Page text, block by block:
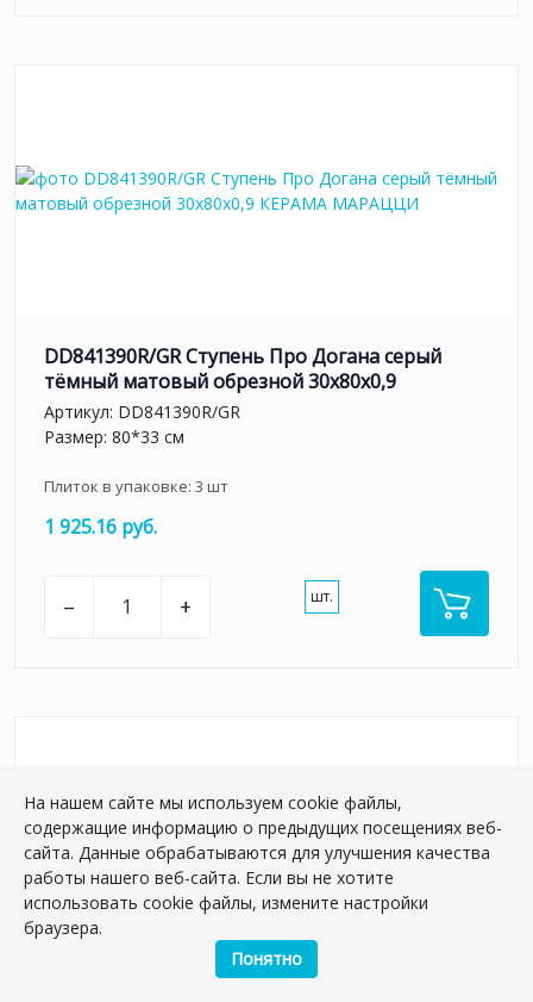
DD841390R/GR Ступень Про Догана серый
тёмный матовый обрезной 30x80x0,9
Артикул: DD841390R/GR
Размер: 80*33 см
Плиток в упаковке: 3 шт
1 925.16 руб.
– + шт.
На нашем сайте мы используем cookie файлы,
содержащие информацию о предыдущих посещениях веб-
сайта. Данные обрабатываются для улучшения качества
работы нашего веб-сайта. Если вы не хотите
использовать cookie файлы, измените настройки
браузера.
Понятно